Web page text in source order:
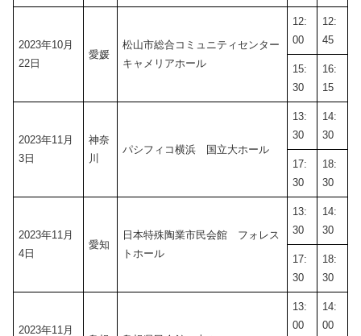
2023年10月
22日
愛媛
松山市総合コミュニティセンター
キャメリアホール
12:
00
12:
45
15:
30
16:
15
2023年11月
3日
神奈
川
パシフィコ横浜 国立大ホール
13:
30
14:
30
17:
30
18:
30
2023年11月
4日
愛知
日本特殊陶業市民会館 フォレス
トホール
13:
30
14:
30
17:
30
18:
30
2023年11月
13:
00
14:
00